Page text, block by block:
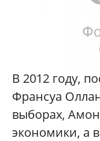
В 2012 году,
Франсуа
выборах,
экономики, а